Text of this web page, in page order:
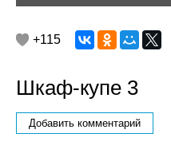
+115
Шкаф-купе 3
Добавить комментарий